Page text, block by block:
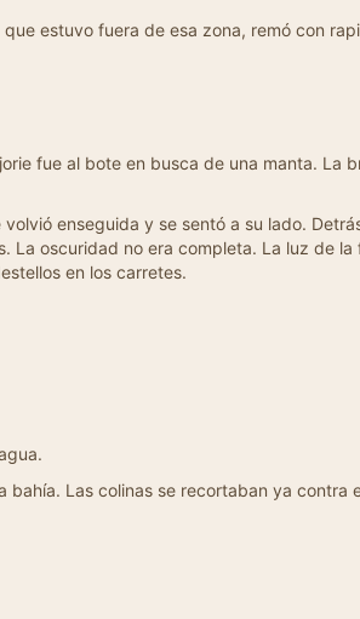
estuvo fuera de esa zona, remó con
fue al bote en busca de una manta. La
enseguida y se sentó a su lado.
oscuridad no era completa. La luz de
en los carretes.
Las colinas se recortaban ya